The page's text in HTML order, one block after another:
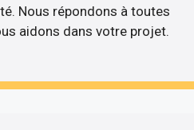
Nous répondons à toutes
aidons dans votre projet.